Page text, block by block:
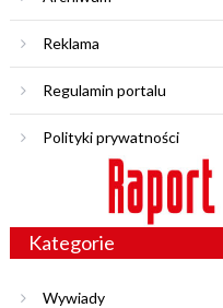
Reklama
Regulamin portalu
Polityki prywatności
Kategorie
Wywiady